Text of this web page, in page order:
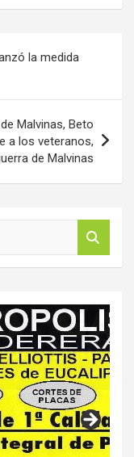
la medida
Malvinas, Beto
a los veteranos,
de Malvinas